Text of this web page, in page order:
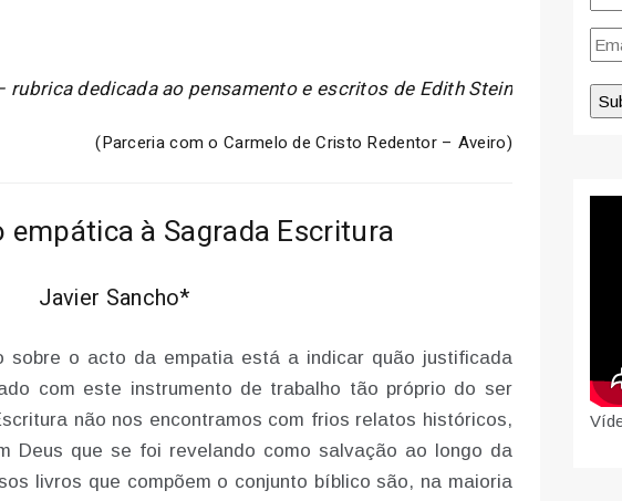
– rubrica dedicada ao pensamento e escritos de Edith Stein
(Parceria com o Carmelo de Cristo Redentor – Aveiro)
à Sagrada Escritura
Javier Sancho*
sobre o acto da empatia está a indicar quão justificada
com este instrumento de trabalho tão próprio do ser
não nos encontramos com frios relatos históricos,
Deus que se foi revelando como salvação ao longo da
livros que compõem o conjunto bíblico são, na maioria